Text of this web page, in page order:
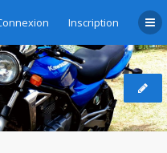
Inscription